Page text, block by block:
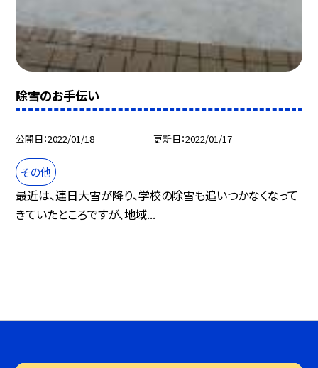
除雪のお手伝い
公開日 2022/01/18 更新日 2022/01/17
その他
最近は、連日大雪が降り、学校の除雪も追いつかなくなって
きていたところですが、地域...